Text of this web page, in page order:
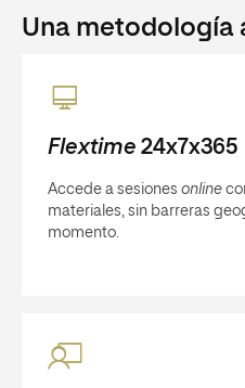
Una metodología
Flextime 24x7x365
Accede a sesiones online
materiales, sin barreras
momento.